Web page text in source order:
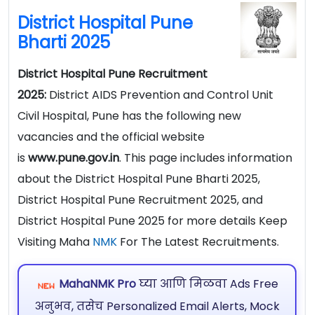
District Hospital Pune
Bharti 2025
District Hospital Pune Recruitment
2025: District AIDS Prevention and Control Unit
Civil Hospital, Pune has the following new
vacancies and the official website
is www.pune.gov.in. This page includes information
about the District Hospital Pune Bharti 2025,
District Hospital Pune Recruitment 2025, and
District Hospital Pune 2025 for more details Keep
Visiting Maha NMK For The Latest Recruitments.
MahaNMK Proघ्या आणि मिळवा Ads Free
अनुभव, तसेच Personalized Email Alerts, Mock